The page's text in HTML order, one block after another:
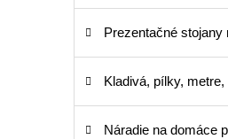
Prezentačné stojany
Kladivá, pílky,
Náradie na domáce